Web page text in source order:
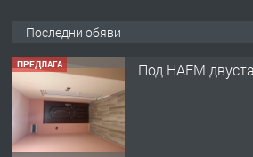
Последни обяви
ПРЕДЛАГА Под НАЕМ